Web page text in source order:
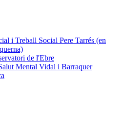
i Treball Social Pere Tarrés (en
de l'Ebre
Mental Vidal i Barraquer